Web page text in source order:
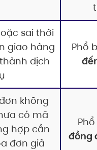
sai thời
giao hàng
dịch
Phổ
không
có mã
hợp cần
đơn giả
đồng